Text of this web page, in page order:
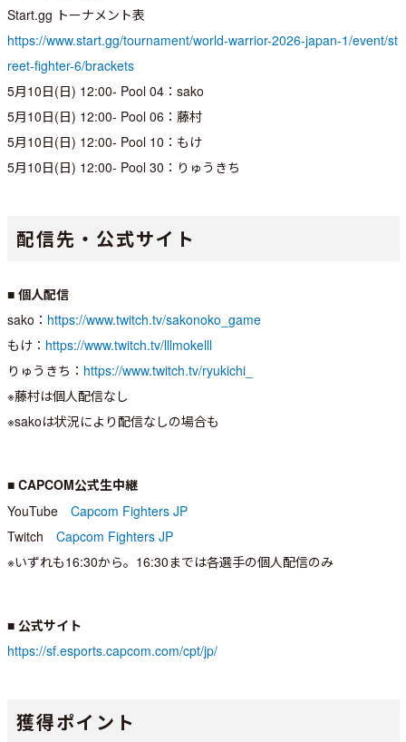
Start.gg トーナメント表
https://www.start.gg/tournament/world-warrior-2026-japan-1/event/st
reet-fighter-6/brackets
5月10日(日) 12:00- Pool 04：sako
5月10日(日) 12:00- Pool 06：藤村
5月10日(日) 12:00- Pool 10：もけ
5月10日(日) 12:00- Pool 30：りゅうきち
配信先・公式サイト
■ 個人配信
sako： https://www.twitch.tv/sakonoko_game
もけ： https://www.twitch.tv/lllmokelll
りゅうきち： https://www.twitch.tv/ryukichi_
※藤村は個人配信なし
※sakoは状況により配信なしの場合も
■ CAPCOM公式生中継
YouTube Capcom Fighters JP
Twitch Capcom Fighters JP
※いずれも16:30から。16:30までは各選手の個人配信のみ
■ 公式サイト
https://sf.esports.capcom.com/cpt/jp/
獲得ポイント